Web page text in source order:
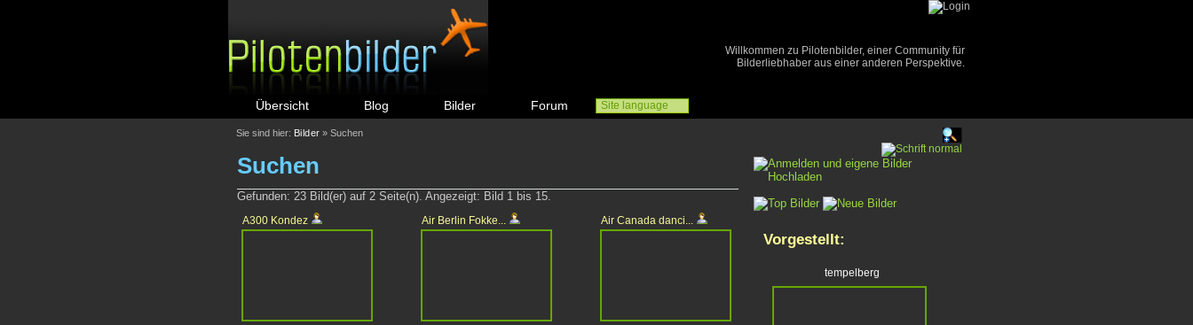
Willkommen zu Pilotenbilder, einer Community für
Bilderliebhaber aus einer anderen Perspektive.
Übersicht Blog Bilder Forum Site language
Sie sind hier: Bilder » Suchen
Suchen
Gefunden: 23 Bild(er) auf 2 Seite(n). Angezeigt: Bild 1 bis 15.
A300 Kondez Air Berlin Fokke... Air Canada danci...
Vorgestellt:
tempelberg